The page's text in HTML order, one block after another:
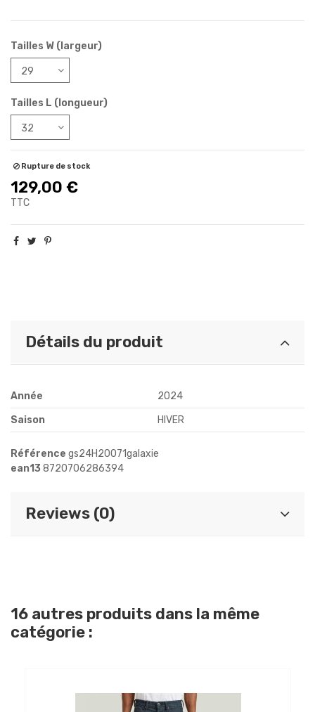
Tailles W (largeur)
Tailles L (longueur)
Rupture de stock
129,00 €
TTC
Détails du produit
Année
2024
Saison
HIVER
Référence gs24H20071galaxie
ean13 8720706286394
Reviews (0)
16 autres produits dans la même
catégorie :